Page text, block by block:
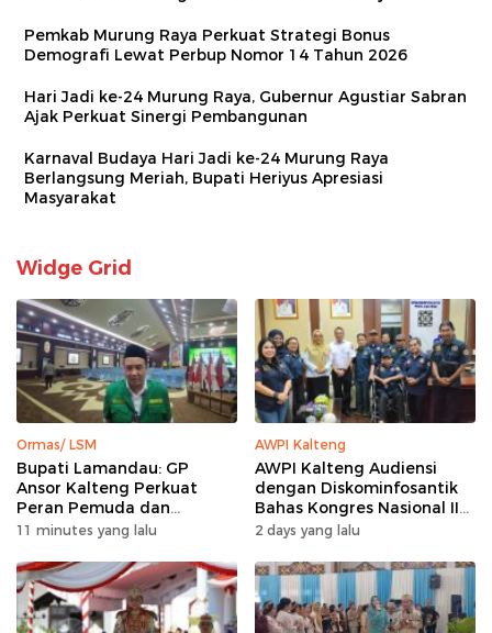
Pemkab Murung Raya Perkuat Strategi Bonus
Demografi Lewat Perbup Nomor 14 Tahun 2026
Hari Jadi ke-24 Murung Raya, Gubernur Agustiar Sabran
Ajak Perkuat Sinergi Pembangunan
Karnaval Budaya Hari Jadi ke-24 Murung Raya
Berlangsung Meriah, Bupati Heriyus Apresiasi
Masyarakat
Widge Grid
Ormas/ LSM
Bupati Lamandau: GP
Ansor Kalteng Perkuat
Peran Pemuda dan
Penanganan Karhutla
11 minutes yang lalu
AWPI Kalteng
AWPI Kalteng Audiensi
dengan Diskominfosantik
Bahas Kongres Nasional II
AWPI
2 days yang lalu